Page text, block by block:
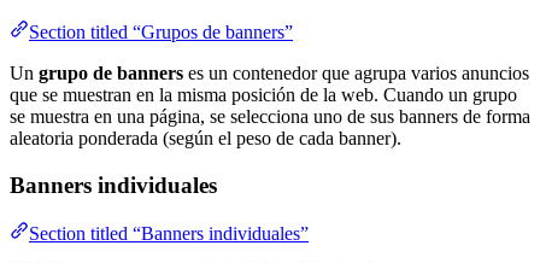
Section titled “Grupos de banners”
Un grupo de banners es un contenedor que agrupa varios anuncios
que se muestran en la misma posición de la web. Cuando un grupo
se muestra en una página, se selecciona uno de sus banners de forma
aleatoria ponderada (según el peso de cada banner).
Banners individuales
Section titled “Banners individuales”